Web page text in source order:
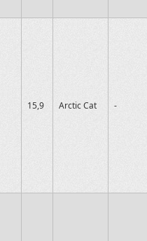
15,9 Arctic Cat -